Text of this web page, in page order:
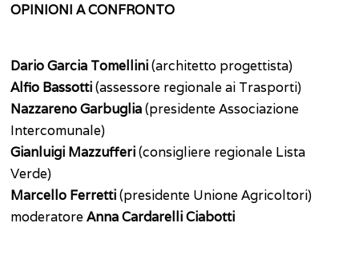
OPINIONI A CONFRONTO
Dario Garcia Tomellini(architetto progettista)
Alfio Bassotti(assessore regionale ai Trasporti)
Nazzareno Garbuglia(presidente Associazione
Intercomunale)
Gianluigi Mazzufferi(consigliere regionale Lista
Verde)
Marcello Ferretti(presidente Unione Agricoltori)
moderatoreAnna Cardarelli Ciabotti